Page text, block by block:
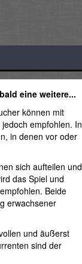
eine weitere...
können mit
empfohlen. In
in denen vor oder
sich aufteilen und
das Spiel und
Beide
erwachsener
und äußerst
sind der